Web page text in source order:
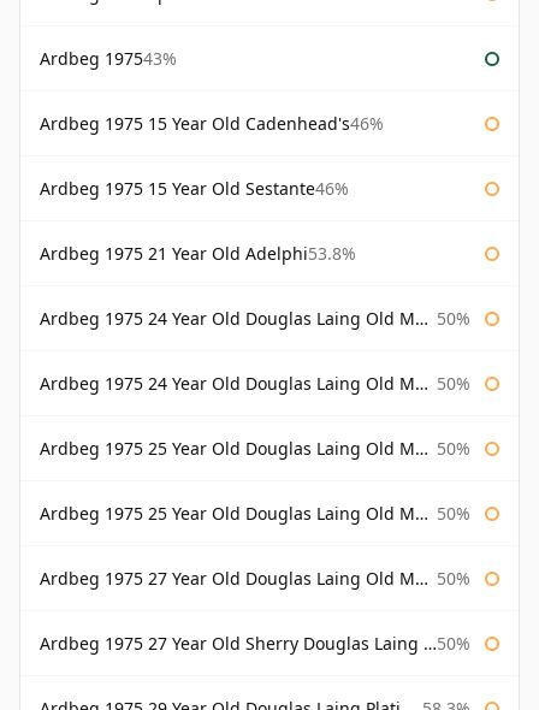
Ardbeg 197543%
Ardbeg 1975 15 Year Old Cadenhead's46%
Ardbeg 1975 15 Year Old Sestante46%
Ardbeg 1975 21 Year Old Adelphi53.8%
Ardbeg 1975 24 Year Old Douglas Laing Old Malt Cask 50%
Ardbeg 1975 24 Year Old Douglas Laing Old Malt Cask Bottled 2000 50%
Ardbeg 1975 25 Year Old Douglas Laing Old Malt Cask 50%
Ardbeg 1975 25 Year Old Douglas Laing Old Malt Cask Bottled 2001 50%
Ardbeg 1975 27 Year Old Douglas Laing Old Malt Cask 50%
Ardbeg 1975 27 Year Old Sherry Douglas Laing Old Malt Cask 50%